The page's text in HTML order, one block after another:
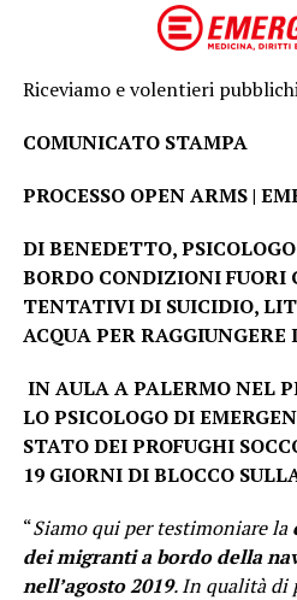
Riceviamo e volentieri
COMUNICATO STAMPA
PROCESSO OPEN ARMS |
DI BENEDETTO,
BORDO CONDIZIONI FUORI
TENTATIVI DI SUICIDIO,
ACQUA PER RAGGIUNGERE
IN AULA A PALERMO NEL
LO PSICOLOGO DI
STATO DEI PROFUGHI
19 GIORNI DI BLOCCO
“Siamo qui per testimoniare la
dei migranti a bordo della
nell’agosto 2019. In qualità di